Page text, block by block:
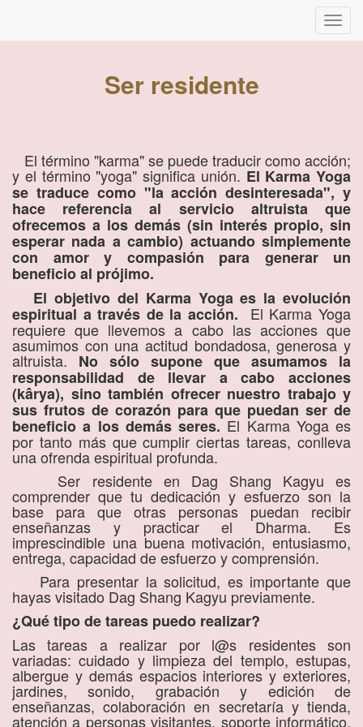
Ser residente
El término "karma" se puede traducir como acción;
y el término "yoga" significa unión. El Karma Yoga
se traduce como "la acción desinteresada", y
hace referencia al servicio altruista que
ofrecemos a los demás (sin interés propio, sin
esperar nada a cambio) actuando simplemente
con amor y compasión para generar un
beneficio al prójimo.
El objetivo del Karma Yoga es la evolución
espiritual a través de la acción. El Karma Yoga
requiere que llevemos a cabo las acciones que
asumimos con una actitud bondadosa, generosa y
altruista. No sólo supone que asumamos la
responsabilidad de llevar a cabo acciones
(kârya), sino también ofrecer nuestro trabajo y
sus frutos de corazón para que puedan ser de
beneficio a los demás seres. El Karma Yoga es
por tanto más que cumplir ciertas tareas, conlleva
una ofrenda espiritual profunda.
Ser residente en Dag Shang Kagyu es
comprender que tu dedicación y esfuerzo son la
base para que otras personas puedan recibir
enseñanzas y practicar el Dharma. Es
imprescindible una buena motivación, entusiasmo,
entrega, capacidad de esfuerzo y comprensión.
Para presentar la solicitud, es importante que
hayas visitado Dag Shang Kagyu previamente.
¿Qué tipo de tareas puedo realizar?
Las tareas a realizar por l@s residentes son
variadas: cuidado y limpieza del templo, estupas,
albergue y demás espacios interiores y exteriores,
jardines, sonido, grabación y edición de
enseñanzas, colaboración en secretaría y tienda,
atención a personas visitantes, soporte informático,